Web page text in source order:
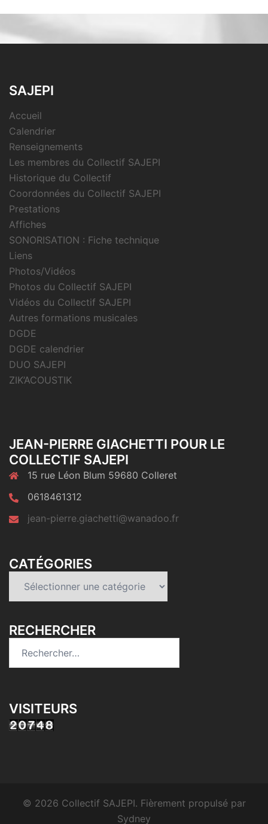
SAJEPI
Accueil
Calendrier
Renseignements
Les membres du Collectif SAJEPI
Historique du Collectif
Coordonnées du Collectif SAJEPI
Prestations
Affiches
SONORISATION : Fiche technique
Liens
Photos/Vidéos
Photos du Collectif SAJEPI
Vidéos du Collectif SAJEPI
Autres formations musicales
DGDE
DGDE calendrier
DUO SAJEPI
ZIK’ACOUSTIK
JEAN-PIERRE GIACHETTI POUR LE
COLLECTIF SAJEPI
15 rue Léon Blum 59680 Colleret
0618461312
jean-pierre.giachetti@wanadoo.fr
CATÉGORIES
RECHERCHER
VISITEURS
© 2026 Collectif SAJEPI. Fièrement propulsé par
Sydney